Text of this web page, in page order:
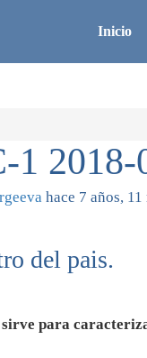
Inicio
1 2018-
hace 7 años, 11
del pais.
para